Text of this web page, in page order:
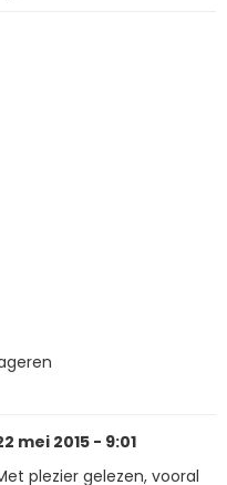
mei 2015 - 9:01
plezier gelezen, vooral